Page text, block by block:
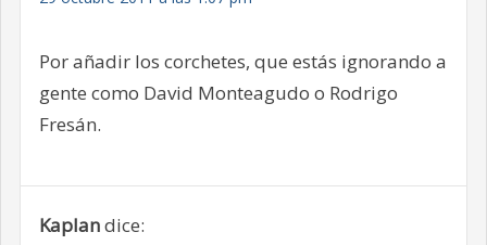
Por añadir los corchetes, que estás ignorando a
gente como David Monteagudo o Rodrigo
Fresán.
Kaplandice: